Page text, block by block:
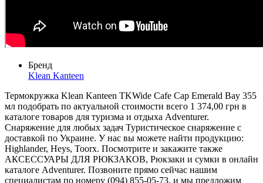
Бренд
Klean Kanteen
Термокружка Klean Kanteen TKWide Cafe Cap Emerald Bay 355
мл подобрать по актуальной стоимости всего 1 374,00 грн в
каталоге товаров для туризма и отдыха Adventurer.
Снаряжение для любых задач Туристическое снаряжение с
доставкой по Украине. У нас вы можете найти продукцию:
Highlander, Heys, Toorx. Посмотрите и закажите также
АКСЕССУАРЫ ДЛЯ РЮКЗАКОВ, Рюкзаки и сумки в онлайн
каталоге Adventurer. Позвоните прямо сейчас нашим
специалистам по номеру (094) 855-05-73, и мы предложим